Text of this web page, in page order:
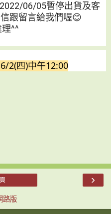
06/05暫停出貨及客
跟留言給我們喔😊
^^
2(四)中午12:00
›
路版